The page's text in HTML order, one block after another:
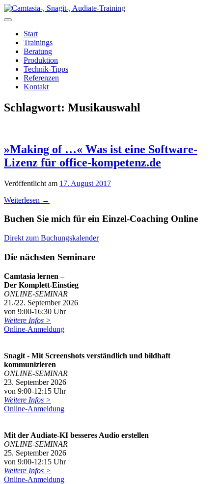
Zum
Inhalt
Start
Trainings
Beratung
Produktion
Technik-Tipps
Referenzen
Kontakt
Schlagwort: Musikauswahl
»Making of …« Was ist eine Software-
Lizenz für office-kompetenz.de
Veröffentlicht am 17. August 2017
Weiterlesen →
Buchen Sie mich für ein Einzel-Coaching Online
Direkt zum Buchungskalender
Die nächsten Seminare
Camtasia lernen –
Der Komplett-Einstieg
ONLINE-SEMINAR
21./22. September 2026
von 9:00-16:30 Uhr
Weitere Infos >
Online-Anmeldung
Snagit - Mit Screenshots verständlich und bildhaft
kommunizieren
ONLINE-SEMINAR
23. September 2026
von 9:00-12:15 Uhr
Weitere Infos >
Online-Anmeldung
Mit der Audiate-KI besseres Audio erstellen
ONLINE-SEMINAR
25. September 2026
von 9:00-12:15 Uhr
Weitere Infos >
Online-Anmeldung